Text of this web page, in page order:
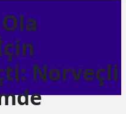
Norveçli